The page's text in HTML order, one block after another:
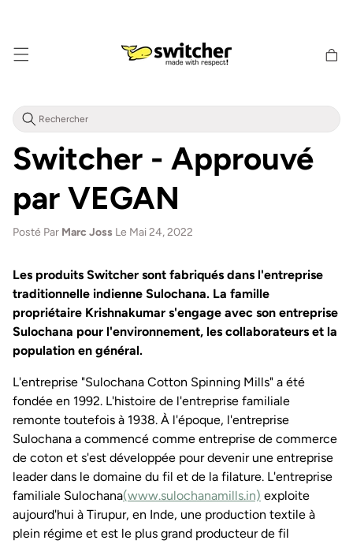
Panier
d'achat
Switcher - Approuvé
par VEGAN
Posté Par Marc Joss Le Mai 24, 2022
Les produits Switcher sont fabriqués dans l'entreprise
traditionnelle indienne Sulochana. La famille
propriétaire Krishnakumar s'engage avec son entreprise
Sulochana pour l'environnement, les collaborateurs et la
population en général.
L'entreprise "Sulochana Cotton Spinning Mills" a été
fondée en 1992. L'histoire de l'entreprise familiale
remonte toutefois à 1938. À l'époque, l'entreprise
Sulochana a commencé comme entreprise de commerce
de coton et s'est développée pour devenir une entreprise
leader dans le domaine du fil et de la filature. L'entreprise
familiale Sulochana(www.sulochanamills.in) exploite
aujourd'hui à Tirupur, en Inde, une production textile à
plein régime et est le plus grand producteur de fil